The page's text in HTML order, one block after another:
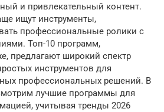
и привлекательный контент.
ищут инструменты,
профессиональные ролики с
Топ-10 программ,
предлагают широкий спектр
инструментов для
профессиональных решений. В
лучшие программы для
учитывая тренды 2026